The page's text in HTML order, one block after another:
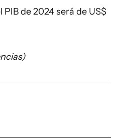
de 2024 será de US$